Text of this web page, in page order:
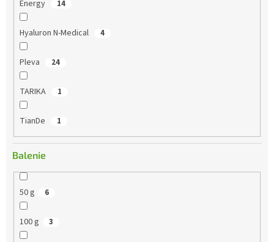
Energy 14
Hyaluron N-Medical 4
Pleva 24
TARIKA 1
TianDe 1
Balenie
50 g 6
100 g 3